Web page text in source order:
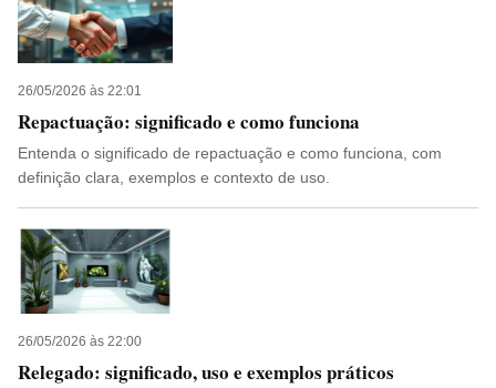
26/05/2026 às 22:01
Repactuação: significado e como funciona
Entenda o significado de repactuação e como funciona, com
definição clara, exemplos e contexto de uso.
26/05/2026 às 22:00
Relegado: significado, uso e exemplos práticos